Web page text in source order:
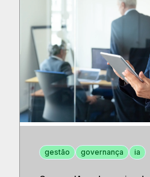
gestão governança ia